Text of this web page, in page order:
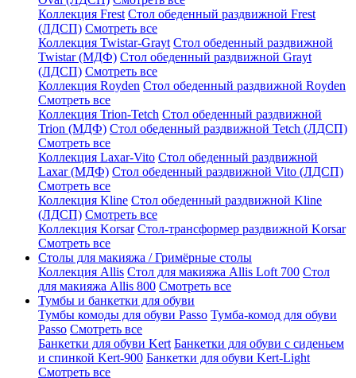
Коллекция Frest Стол обеденный раздвижной Frest
(ЛДСП) Смотреть все
Коллекция Twistar-Grayt Стол обеденный раздвижной
Twistar (МДФ) Стол обеденный раздвижной Grayt
(ЛДСП) Смотреть все
Коллекция Royden Стол обеденный раздвижной Royden
Смотреть все
Коллекция Trion-Tetch Стол обеденный раздвижной
Trion (МДФ) Стол обеденный раздвижной Tetch (ЛДСП)
Смотреть все
Коллекция Laxar-Vito Стол обеденный раздвижной
Laxar (МДФ) Стол обеденный раздвижной Vito (ЛДСП)
Смотреть все
Коллекция Kline Стол обеденный раздвижной Kline
(ЛДСП) Смотреть все
Коллекция Korsar Стол-трансформер раздвижной Korsar
Смотреть все
Столы для макияжа / Гримёрные столы
Коллекция Allis Стол для макияжа Allis Loft 700 Стол
для макияжа Allis 800 Смотреть все
Тумбы и банкетки для обуви
Тумбы комоды для обуви Passo Тумба-комод для обуви
Passo Смотреть все
Банкетки для обуви Kert Банкетки для обуви с сиденьем
и спинкой Kert-900 Банкетки для обуви Kert-Light
Смотреть все